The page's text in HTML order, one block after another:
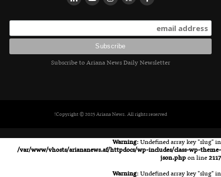
Subscribe to Ariana News Daily Newsletter
Copyright © 2025 Ariana News. All rights reserved!
Warning: Undefined array key "slug" in
/var/www/vhosts/ariananews.af/httpdocs/wp-includes/class-wp-theme-
json.phpon line2117
Warning: Undefined array key "slug" in